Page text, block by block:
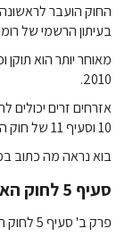
בעיתון הרשמי של רומניה ב-6
2010.
10 וסעיף 11 של חוק האזרחות הרומני.
בוא נראה מה כתוב
סעיף 5 לחוק האזרחות הרומנית
פרק ב' סעיף 5 לחוק האזרחות הרומנית דן ברכישת אזרחות רומנית מלידה.